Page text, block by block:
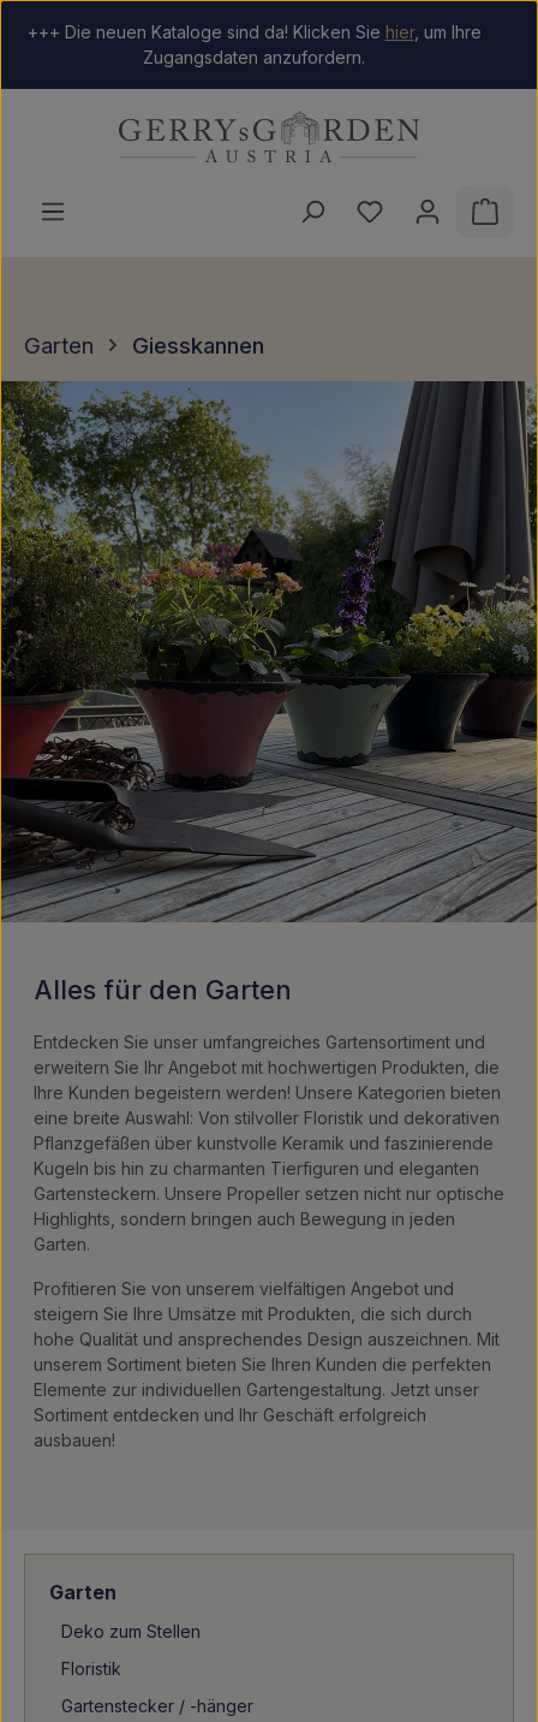
Zum Hauptinhalt springen
+++ Die neuen Kataloge sind da! Klicken Sie hier, um Ihre
Zugangsdaten anzufordern.
Du hast 0
Garten Giesskannen
Alles für den Garten
Entdecken Sie unser umfangreiches Gartensortiment und
erweitern Sie Ihr Angebot mit hochwertigen Produkten, die
Ihre Kunden begeistern werden! Unsere Kategorien bieten
eine breite Auswahl: Von stilvoller Floristik und dekorativen
Pflanzgefäßen über kunstvolle Keramik und faszinierende
Kugeln bis hin zu charmanten Tierfiguren und eleganten
Gartensteckern. Unsere Propeller setzen nicht nur optische
Highlights, sondern bringen auch Bewegung in jeden
Garten.
Profitieren Sie von unserem vielfältigen Angebot und
steigern Sie Ihre Umsätze mit Produkten, die sich durch
hohe Qualität und ansprechendes Design auszeichnen. Mit
unserem Sortiment bieten Sie Ihren Kunden die perfekten
Elemente zur individuellen Gartengestaltung. Jetzt unser
Sortiment entdecken und Ihr Geschäft erfolgreich
ausbauen!
Garten
Deko zum Stellen
Floristik
Gartenstecker / -hänger